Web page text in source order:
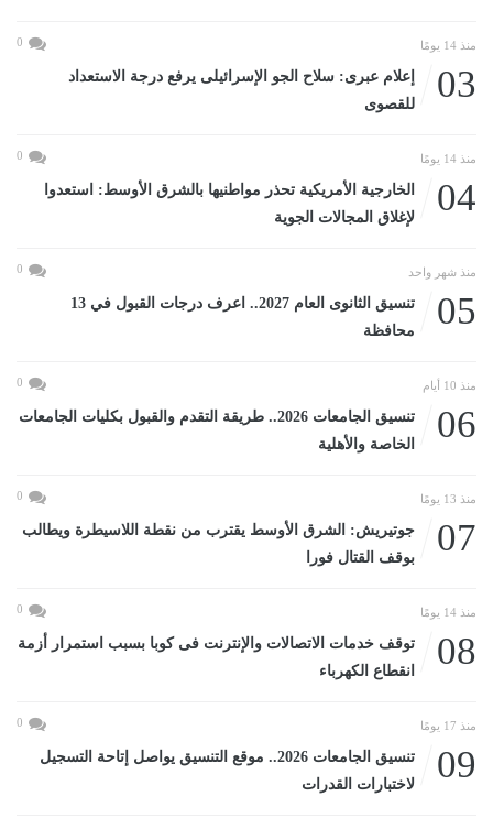
منذ 14 يومًا 0
03
إعلام عبرى: سلاح الجو الإسرائيلى يرفع درجة الاستعداد
للقصوى
منذ 14 يومًا 0
04
الخارجية الأمريكية تحذر مواطنيها بالشرق الأوسط: استعدوا
لإغلاق المجالات الجوية
منذ شهر واحد 0
05
تنسيق الثانوى العام 2027.. اعرف درجات القبول في 13
محافظة
منذ 10 أيام 0
06
تنسيق الجامعات 2026.. طريقة التقدم والقبول بكليات الجامعات
الخاصة والأهلية
منذ 13 يومًا 0
07
جوتيريش: الشرق الأوسط يقترب من نقطة اللاسيطرة ويطالب
بوقف القتال فورا
منذ 14 يومًا 0
08
توقف خدمات الاتصالات والإنترنت فى كوبا بسبب استمرار أزمة
انقطاع الكهرباء
منذ 17 يومًا 0
09
تنسيق الجامعات 2026.. موقع التنسيق يواصل إتاحة التسجيل
لاختبارات القدرات